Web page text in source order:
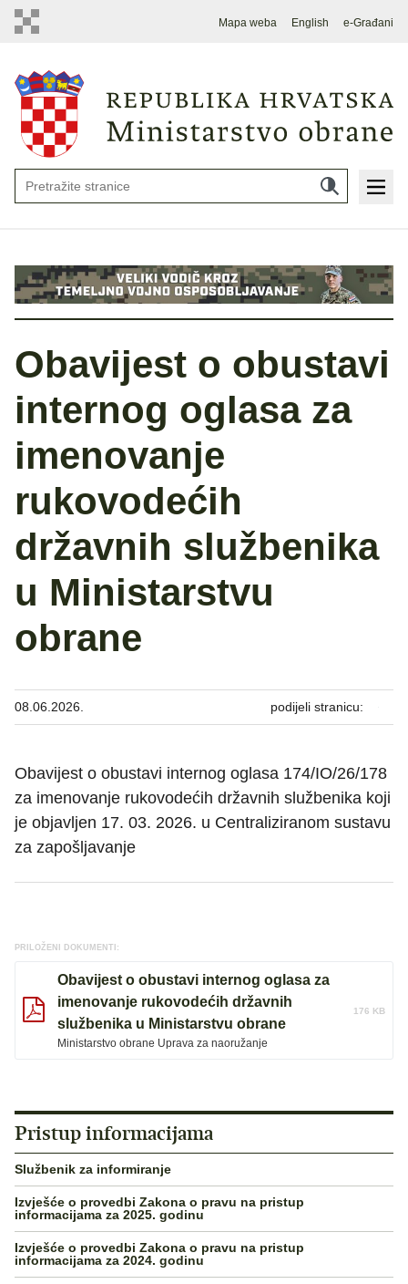
Mapa weba English e-Građani
Obavijest o obustavi
internog oglasa za
imenovanje
rukovodećih
državnih službenika
u Ministarstvu
obrane
08.06.2026. podijeli stranicu:
Obavijest o obustavi internog oglasa 174/IO/26/178
za imenovanje rukovodećih državnih službenika koji
je objavljen 17. 03. 2026. u Centraliziranom sustavu
za zapošljavanje
PRILOŽENI DOKUMENTI:
Obavijest o obustavi internog oglasa za
imenovanje rukovodećih državnih
službenika u Ministarstvu obrane
Ministarstvo obrane Uprava za naoružanje
176 KB
Pristup informacijama
Službenik za informiranje
Izvješće o provedbi Zakona o pravu na pristup
informacijama za 2025. godinu
Izvješće o provedbi Zakona o pravu na pristup
informacijama za 2024. godinu